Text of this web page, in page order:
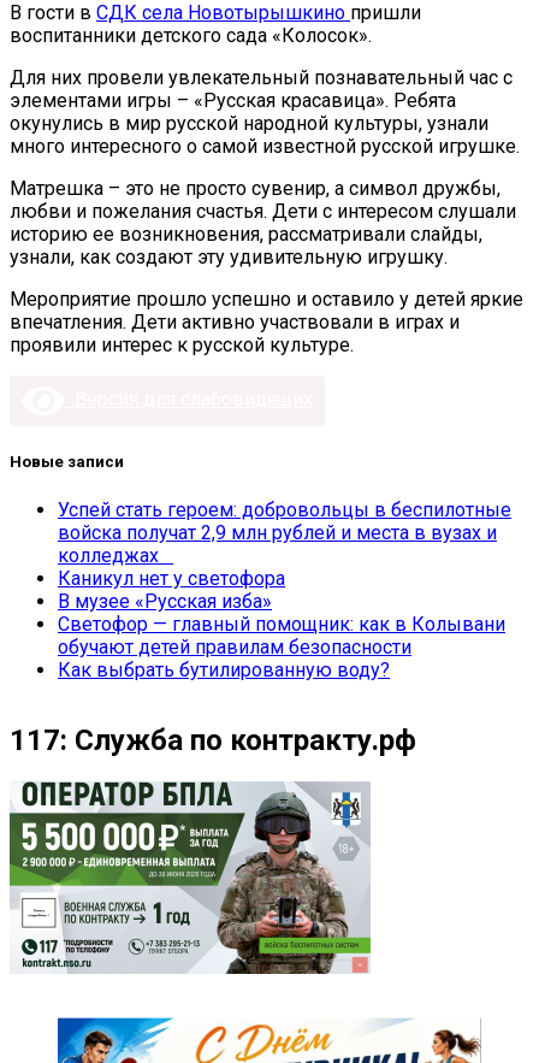
В гости в СДК села Новотырышкино пришли
воспитанники детского сада «Колосок».
Для них провели увлекательный познавательный час с
элементами игры – «Русская красавица». Ребята
окунулись в мир русской народной культуры, узнали
много интересного о самой известной русской игрушке.
Матрешка – это не просто сувенир, а символ дружбы,
любви и пожелания счастья. Дети с интересом слушали
историю ее возникновения, рассматривали слайды,
узнали, как создают эту удивительную игрушку.
Мероприятие прошло успешно и оставило у детей яркие
впечатления. Дети активно участвовали в играх и
проявили интерес к русской культуре.
Новые записи
Успей стать героем: добровольцы в беспилотные
войска получат 2,9 млн рублей и места в вузах и
колледжах
Каникул нет у светофора
В музее «Русская изба»
Светофор — главный помощник: как в Колывани
обучают детей правилам безопасности
Как выбрать бутилированную воду?
117: Служба по контракту.рф